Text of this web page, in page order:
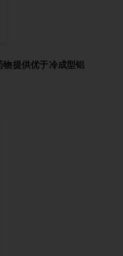
提供优于冷成型铝